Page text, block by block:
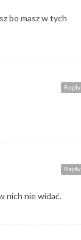
bo masz w tych
Reply
Reply
nich nie widać.